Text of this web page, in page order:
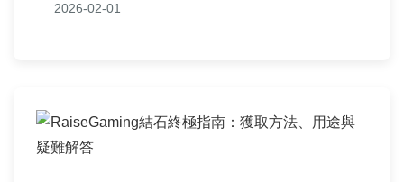
石的威脅。
2026-02-01